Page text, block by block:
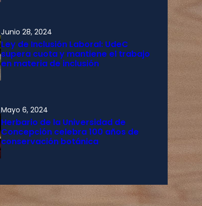
Junio 28, 2024
Ley de Inclusión Laboral: UdeC
supera cuota y mantiene el trabajo
en materia de inclusión
Mayo 6, 2024
Herbario de la Universidad de
Concepción celebra 100 años de
conservación botánica